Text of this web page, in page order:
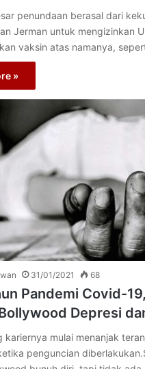
penundaan berasal dari
Jerman untuk mengizinkan
vaksin atas namanya,
»
31/01/2021 68
Pandemi Covid-
Depresi
kariernya mulai menanjak
penguncian